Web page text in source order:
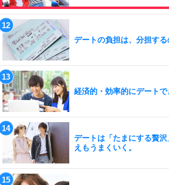
デートの負担は、分担する
経済的・効率的にデートで
デートは「たまにする贅
えもうまくいく。